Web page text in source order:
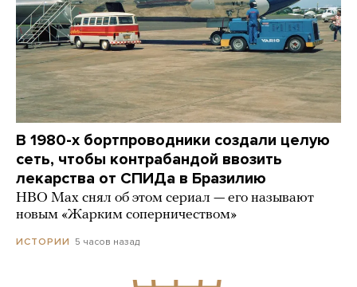
В 1980-х бортпроводники создали целую
сеть, чтобы контрабандой ввозить
лекарства от СПИДа в Бразилию
HBO Max снял об этом сериал — его называют
новым «Жарким соперничеством»
ИСТОРИИ 5 часов назад